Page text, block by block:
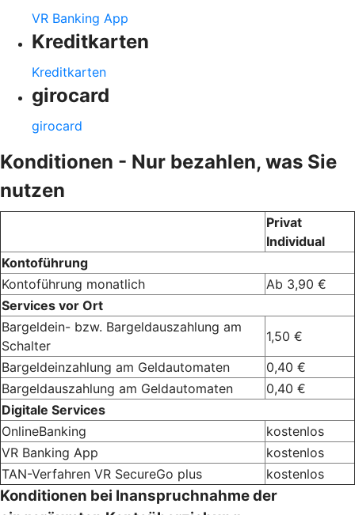
VR Banking App
Kreditkarten
Kreditkarten
girocard
girocard
Konditionen - Nur bezahlen, was Sie
nutzen
Privat
Individual
Kontoführung
Kontoführung monatlich
Ab 3,90 €
Services vor Ort
Bargeldein- bzw. Bargeldauszahlung am
Schalter
1,50 €
Bargeldeinzahlung am Geldautomaten
0,40 €
Bargeldauszahlung am Geldautomaten
0,40 €
Digitale Services
OnlineBanking
kostenlos
VR Banking App
kostenlos
TAN-Verfahren VR SecureGo plus
kostenlos
Konditionen bei Inanspruchnahme der